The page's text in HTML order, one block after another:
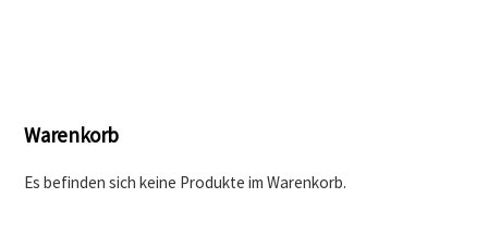
können
Warenkorb
Es befinden sich keine Produkte im Warenkorb.